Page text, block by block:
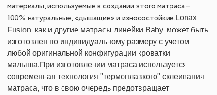
материалы, используемые в создании этого матраса –
100% натуральные, «дышащие» и износостойкие. Lonax
Fusion, как и другие матрасы линейки Baby, может быть
изготовлен по индивидуальному размеру с учетом
любой оригинальной конфигурации кроватки
малыша.При изготовлении матраса используется
современная технология "термоплавкого" склеивания
матраса, что в свою очередь предотвращает